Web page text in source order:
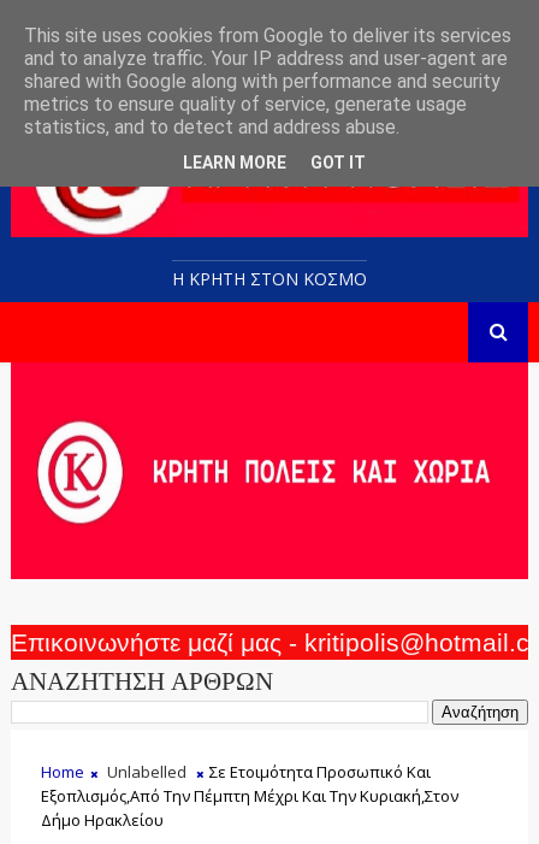
Η ΚΡΗΤΗ ΣΤΟN KOΣΜΟ
Επικοινωνήστε μαζί μας -
ΑΝΑΖΗΤΗΣΗ ΑΡΘΡΩΝ
Home Unlabelled
Σε Ετοιμότητα Προσωπικό Και
Εξοπλισμός,Από Την Πέμπτη Μέχρι Και Την Κυριακή,Στον
Δήμο Ηρακλείου
This site uses cookies from Google to deliver its services
and to analyze traffic. Your IP address and user-agent are
shared with Google along with performance and security
metrics to ensure quality of service, generate usage
statistics, and to detect and address abuse.
LEARN MORE GOT IT